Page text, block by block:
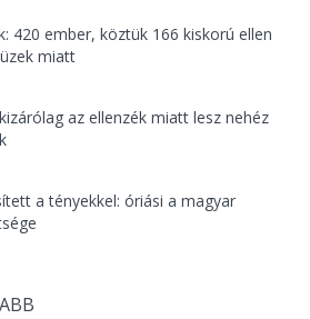
420 ember, köztük 166 kiskorú ellen
miatt
az ellenzék miatt lesz nehéz
a tényekkel: óriási a magyar